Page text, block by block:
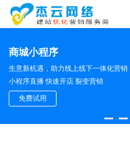
商城小程序
生意新机遇，助力线上线下一体化营销
小程序直播 快速开店 裂变营销
免费试用